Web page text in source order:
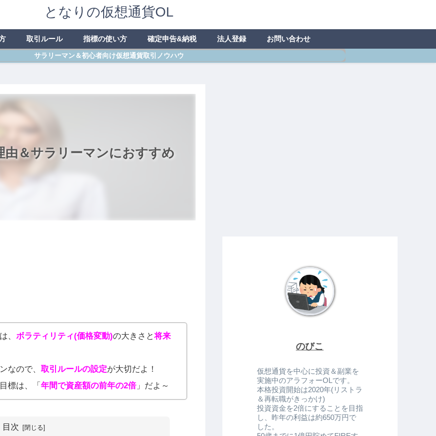
となりの仮想通貨OL
取引ルール 指標の使い方 確定申告&納税 法人登録 お問い合わせ
サラリーマン＆初心者向け仮想通貨取引ノウハウ
由＆サラリーマンにおすすめ
、ボラティリティ(価格変動)の大きさと将来
なので、取引ルールの設定が大切だよ！
標は、「年間で資産額の前年の2倍」だよ～
目次
のびこ
仮想通貨を中心に投資＆副業を
実施中のアラフォーOLです。
本格投資開始は2020年(リストラ
＆再転職がきっかけ)
投資資金を2倍にすることを目指
し、昨年の利益は約650万円で
した。